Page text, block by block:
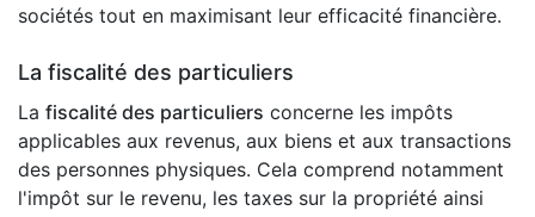
sociétés tout en maximisant leur efficacité financière.
La fiscalité des particuliers
La fiscalité des particuliers concerne les impôts
applicables aux revenus, aux biens et aux transactions
des personnes physiques. Cela comprend notamment
l'impôt sur le revenu, les taxes sur la propriété ainsi